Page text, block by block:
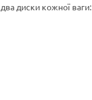
диски кожної ваги: